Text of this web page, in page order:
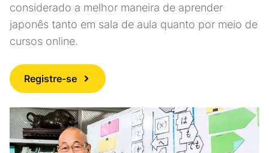
considerado a melhor maneira de aprender
japonês tanto em sala de aula quanto por meio de
cursos online.
Registre-se